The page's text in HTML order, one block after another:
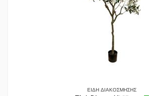
ΕΙΔΗ ΔΙΑΚΟΣΜΗΣΗΣ